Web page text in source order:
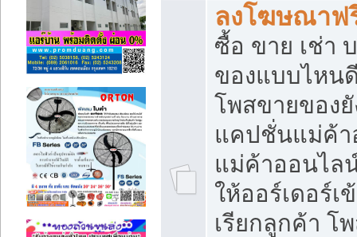
ลงโฆษณาฟ
ซื้อ ขาย เช่า
ของแบบไหน
โพสขายของยั
แคปชั่นแม่ค้
แม่ค้าออนไล
ให้ออร์เดอร์เ
เรียกลูกค้า โ